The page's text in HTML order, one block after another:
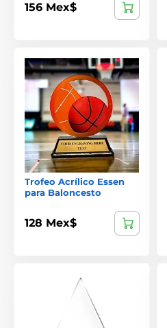
156 Mex$
Trofeo Acrílico Essen
para Baloncesto
128 Mex$